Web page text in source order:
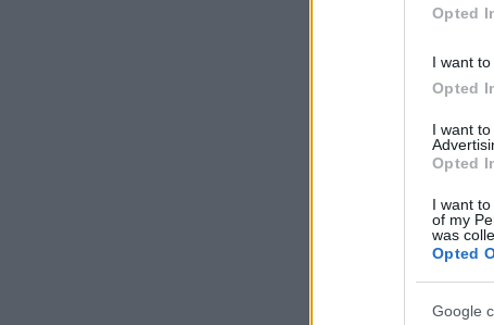
Opted
I want
Opted
I want
Opted
I want
of my
was
Opted
Google